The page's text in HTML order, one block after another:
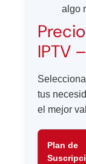
algo
IPTV
tus
el mejor
Plan de